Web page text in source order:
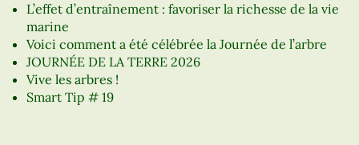
L’effet d’entraînement : favoriser la richesse de la vie
marine
Voici comment a été célébrée la Journée de l’arbre
JOURNÉE DE LA TERRE 2026
Vive les arbres !
Smart Tip # 19